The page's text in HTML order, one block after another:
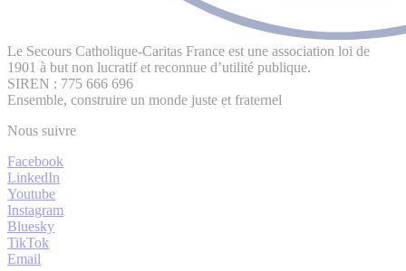
Le Secours Catholique-Caritas France est une association loi de
1901 à but non lucratif et reconnue d’utilité publique.
SIREN : 775 666 696
Ensemble, construire un monde juste et fraternel
Nous suivre
Facebook
LinkedIn
Youtube
Instagram
Bluesky
TikTok
Email